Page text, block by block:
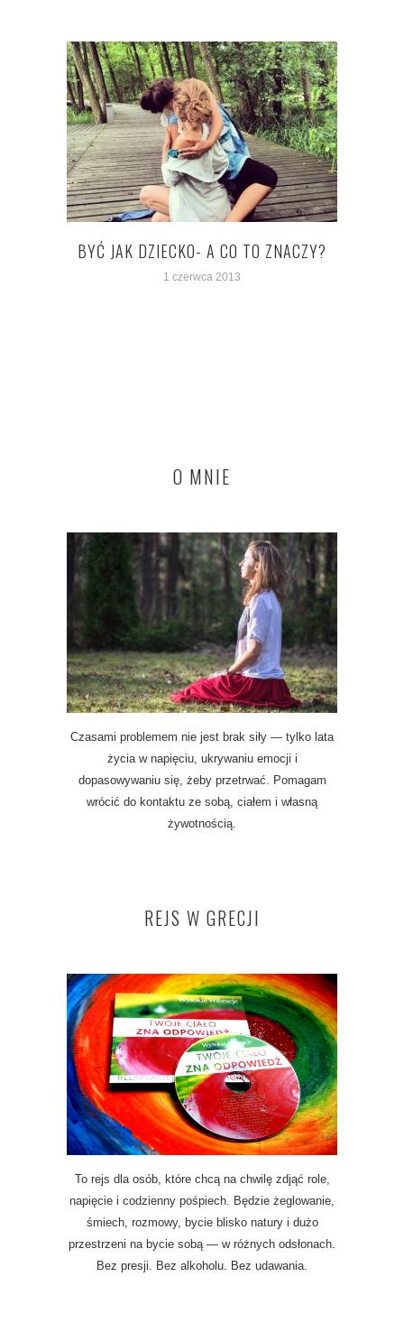
BYĆ JAK DZIECKO- A CO TO ZNACZY?
1 czerwca 2013
O MNIE
Czasami problemem nie jest brak siły — tylko lata
życia w napięciu, ukrywaniu emocji i
dopasowywaniu się, żeby przetrwać. Pomagam
wrócić do kontaktu ze sobą, ciałem i własną
żywotnością.
REJS W GRECJI
To rejs dla osób, które chcą na chwilę zdjąć role,
napięcie i codzienny pośpiech. Będzie żeglowanie,
śmiech, rozmowy, bycie blisko natury i dużo
przestrzeni na bycie sobą — w różnych odsłonach.
Bez presji. Bez alkoholu. Bez udawania.